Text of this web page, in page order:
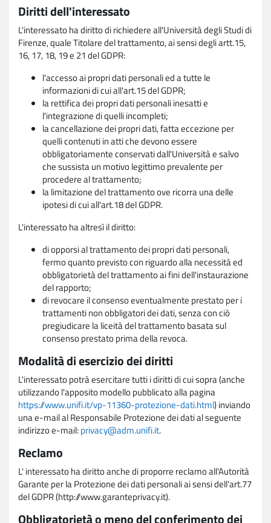
Diritti dell'interessato
L'interessato ha diritto di richiedere all'Università degli Studi di
Firenze, quale Titolare del trattamento, ai sensi degli artt.15,
16, 17, 18, 19 e 21 del GDPR:
l'accesso ai propri dati personali ed a tutte le
informazioni di cui all'art.15 del GDPR;
la rettifica dei propri dati personali inesatti e
l'integrazione di quelli incompleti;
la cancellazione dei propri dati, fatta eccezione per
quelli contenuti in atti che devono essere
obbligatoriamente conservati dall'Università e salvo
che sussista un motivo legittimo prevalente per
procedere al trattamento;
la limitazione del trattamento ove ricorra una delle
ipotesi di cui all'art.18 del GDPR.
L'interessato ha altresì il diritto:
di opporsi al trattamento dei propri dati personali,
fermo quanto previsto con riguardo alla necessità ed
obbligatorietà del trattamento ai fini dell'instaurazione
del rapporto;
di revocare il consenso eventualmente prestato per i
trattamenti non obbligatori dei dati, senza con ciò
pregiudicare la liceità del trattamento basata sul
consenso prestato prima della revoca.
Modalità di esercizio dei diritti
L'interessato potrà esercitare tutti i diritti di cui sopra (anche
utilizzando l'apposito modello pubblicato alla pagina
https://www.unifi.it/vp-11360-protezione-dati.html) inviando
una e-mail al Responsabile Protezione dei dati al seguente
indirizzo e-mail:privacy@adm.unifi.it.
Reclamo
L' interessato ha diritto anche di proporre reclamo all'Autorità
Garante per la Protezione dei dati personali ai sensi dell'art.77
del GDPR (http://www.garanteprivacy.it).
Obbligatorietà o meno del conferimento dei